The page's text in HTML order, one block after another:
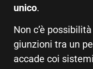
unico.
Non c’è
giunzioni tra un
accade coi